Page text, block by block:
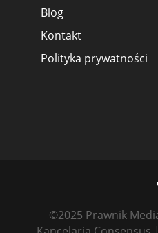
Blog
Kontakt
Polityka prywatności
©2025 Prawnik